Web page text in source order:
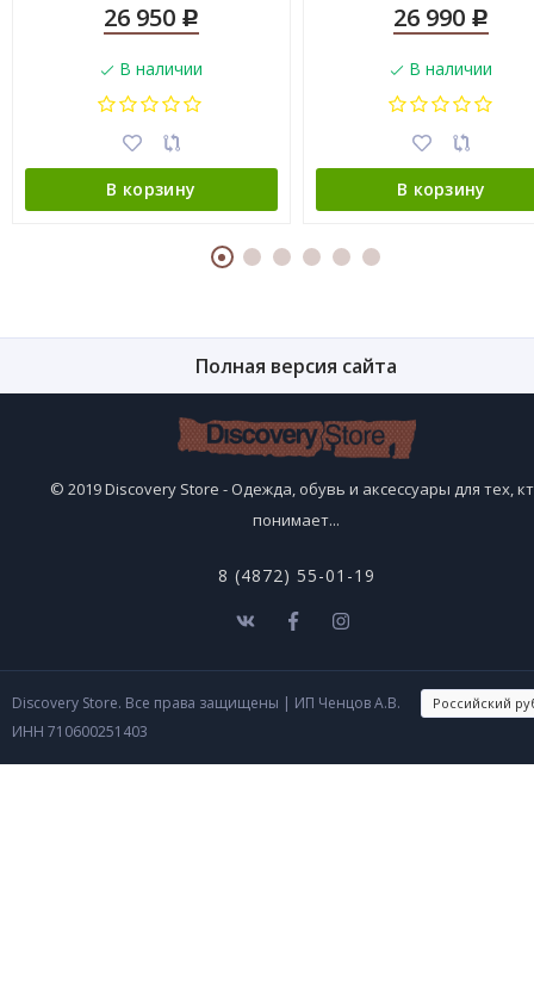
26 950 Р
В наличии
В корзину
26 990 Р
В наличии
В корзину
Полная версия сайта
© 2019 Discovery Store - Одежда, обувь и аксессуары для тех,
понимает...
8 (4872) 55-01-19
Discovery Store. Все права защищены | ИП Ченцов А.В.
ИНН 710600251403